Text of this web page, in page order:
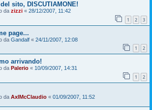
sito, DISCUTIAMONE!
da zizzi « 28/12/2007, 11:42
1 2 3
page...
da Gandalf « 24/11/2007, 12:08
1 2
arrivando!
da Palerio « 10/09/2007, 14:31
1 2
da AxlMcClaudio « 01/09/2007, 11:52